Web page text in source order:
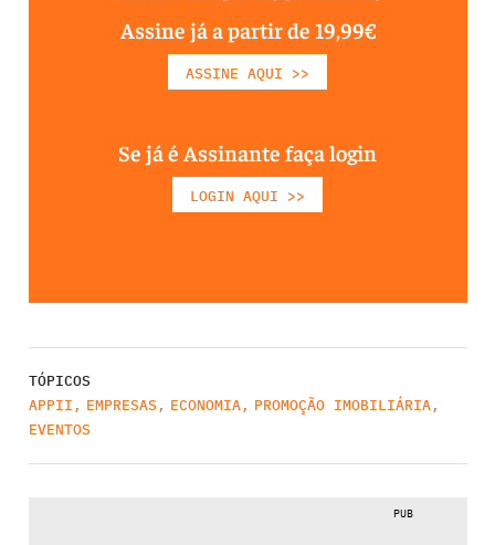
Assine já a partir de 19,99€
ASSINE AQUI >>
Se já é Assinante faça login
LOGIN AQUI >>
TÓPICOS
APPII , EMPRESAS , ECONOMIA, PROMOÇÃO IMOBILIÁRIA,
EVENTOS
PUB